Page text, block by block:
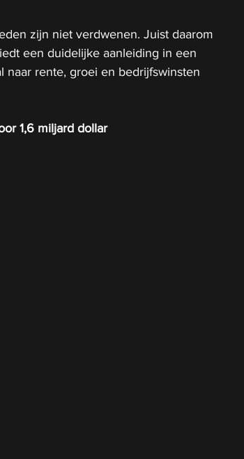
zijn niet verdwenen. Juist daarom
een duidelijke aanleiding in een
naar rente, groei en bedrijfswinsten
1,6 miljard dollar